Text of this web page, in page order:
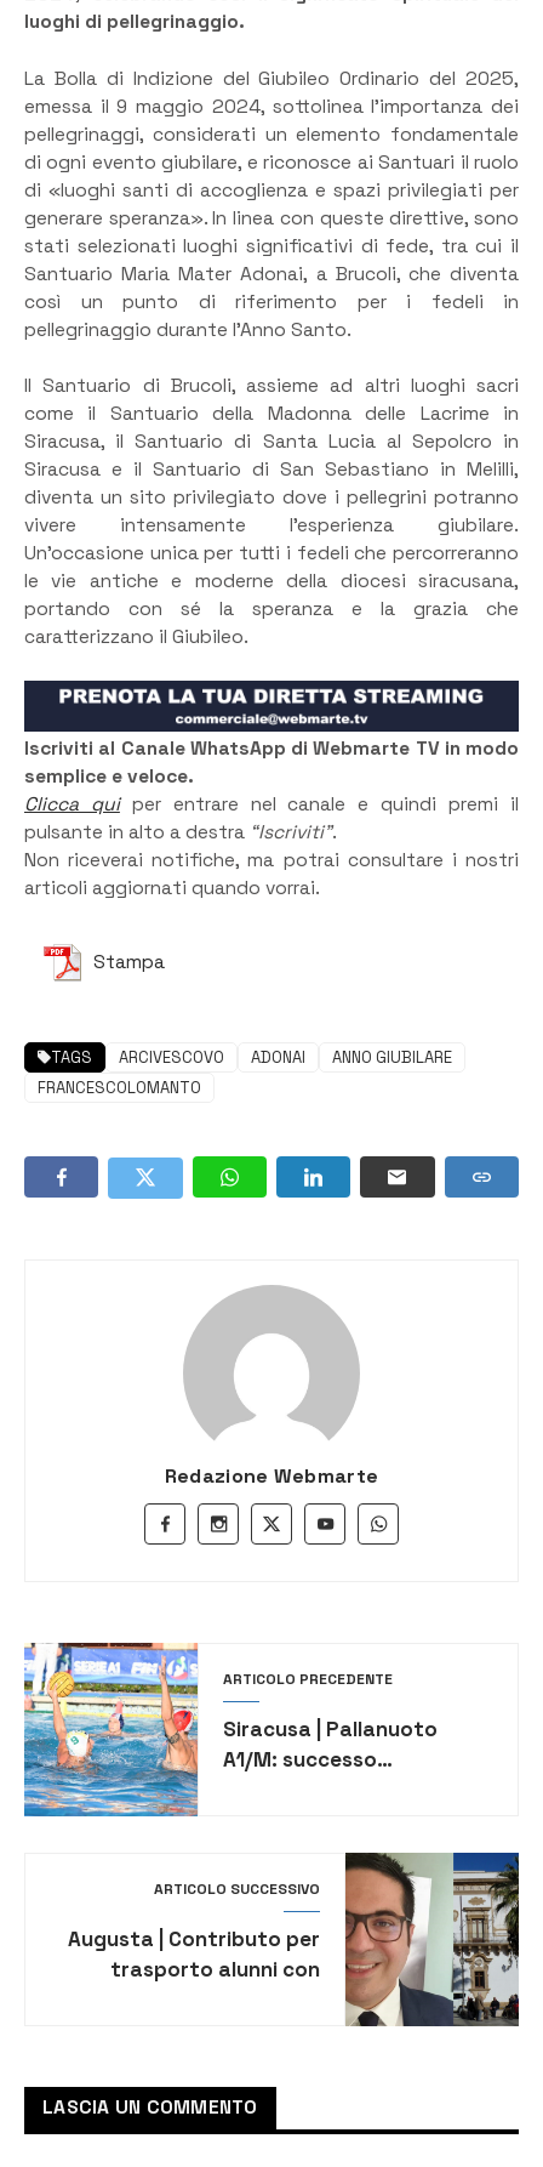
luoghi di pellegrinaggio.
La Bolla di Indizione del Giubileo Ordinario del 2025,
emessa il 9 maggio 2024, sottolinea l’importanza dei
pellegrinaggi, considerati un elemento fondamentale
di ogni evento giubilare, e riconosce ai Santuari il ruolo
di «luoghi santi di accoglienza e spazi privilegiati per
generare speranza». In linea con queste direttive, sono
stati selezionati luoghi significativi di fede, tra cui il
Santuario Maria Mater Adonai, a Brucoli, che diventa
così un punto di riferimento per i fedeli in
pellegrinaggio durante l’Anno Santo.
Il Santuario di Brucoli, assieme ad altri luoghi sacri
come il Santuario della Madonna delle Lacrime in
Siracusa, il Santuario di Santa Lucia al Sepolcro in
Siracusa e il Santuario di San Sebastiano in Melilli,
diventa un sito privilegiato dove i pellegrini potranno
vivere intensamente l’esperienza giubilare.
Un’occasione unica per tutti i fedeli che percorreranno
le vie antiche e moderne della diocesi siracusana,
portando con sé la speranza e la grazia che
caratterizzano il Giubileo.
Iscriviti al Canale WhatsApp di Webmarte TV in modo
semplice e veloce.
Clicca quiper entrare nel canale e quindi premi il
pulsante in alto a destra “Iscriviti”.
Non riceverai notifiche, ma potrai consultare i nostri
articoli aggiornati quando vorrai.
Stampa
TAGS ARCIVESCOVO ADONAI
ANNO GIUBILARE
FRANCESCOLOMANTO
Redazione Webmarte
ARTICOLO PRECEDENTE
Siracusa | Pallanuoto
A1/M: successo
ARTICOLO SUCCESSIVO
Augusta | Contributo per
trasporto alunni con
LASCIA UN COMMENTO